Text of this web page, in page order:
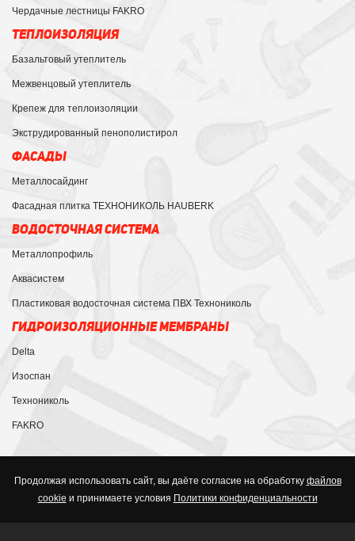
Чердачные лестницы FAKRO
ТЕПЛОИЗОЛЯЦИЯ
Базальтовый утеплитель
Межвенцовый утеплитель
Крепеж для теплоизоляции
Экструдированный пенополистирол
ФАСАДЫ
Металлосайдинг
Фасадная плитка ТЕХНОНИКОЛЬ HAUBERK
ВОДОСТОЧНАЯ СИСТЕМА
Металлопрофиль
Аквасистем
Пластиковая водосточная система ПВХ Технониколь
ГИДРОИЗОЛЯЦИОННЫЕ МЕМБРАНЫ
Delta
Изоспан
Технониколь
FAKRO
Продолжая использовать сайт, вы даёте согласие на обработку файлов
cookie и принимаете условия Политики конфиденциальности